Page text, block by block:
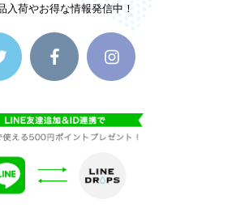
入荷やお得な情報発信中！